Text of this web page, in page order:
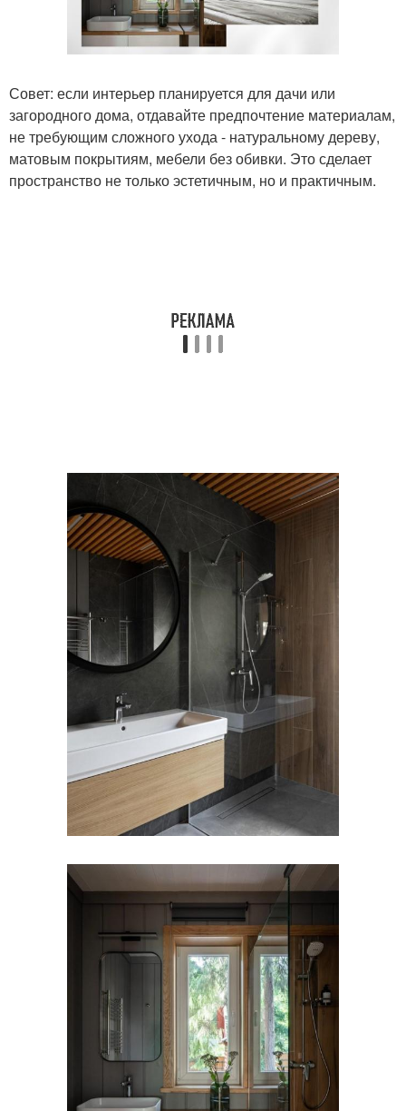
Совет: если интерьер планируется для дачи или
загородного дома, отдавайте предпочтение материалам,
не требующим сложного ухода - натуральному дереву,
матовым покрытиям, мебели без обивки. Это сделает
пространство не только эстетичным, но и практичным.